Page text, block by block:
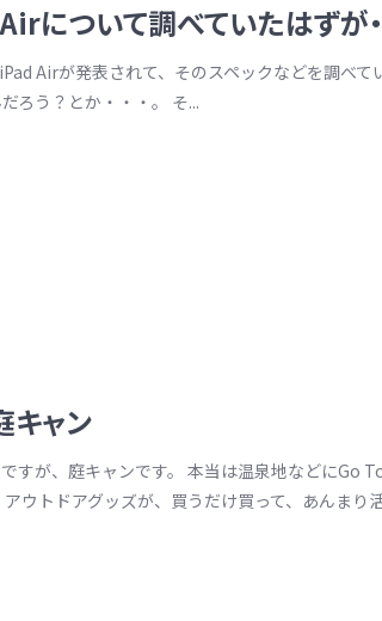
について調べていたはずが・
Airが発表されて、そのスペックなどを調べ
ろう？とか・・・。 そ...
キャン
すが、庭キャンです。 本当は温泉地などにGo
ウトドアグッズが、買うだけ買って、あんまり